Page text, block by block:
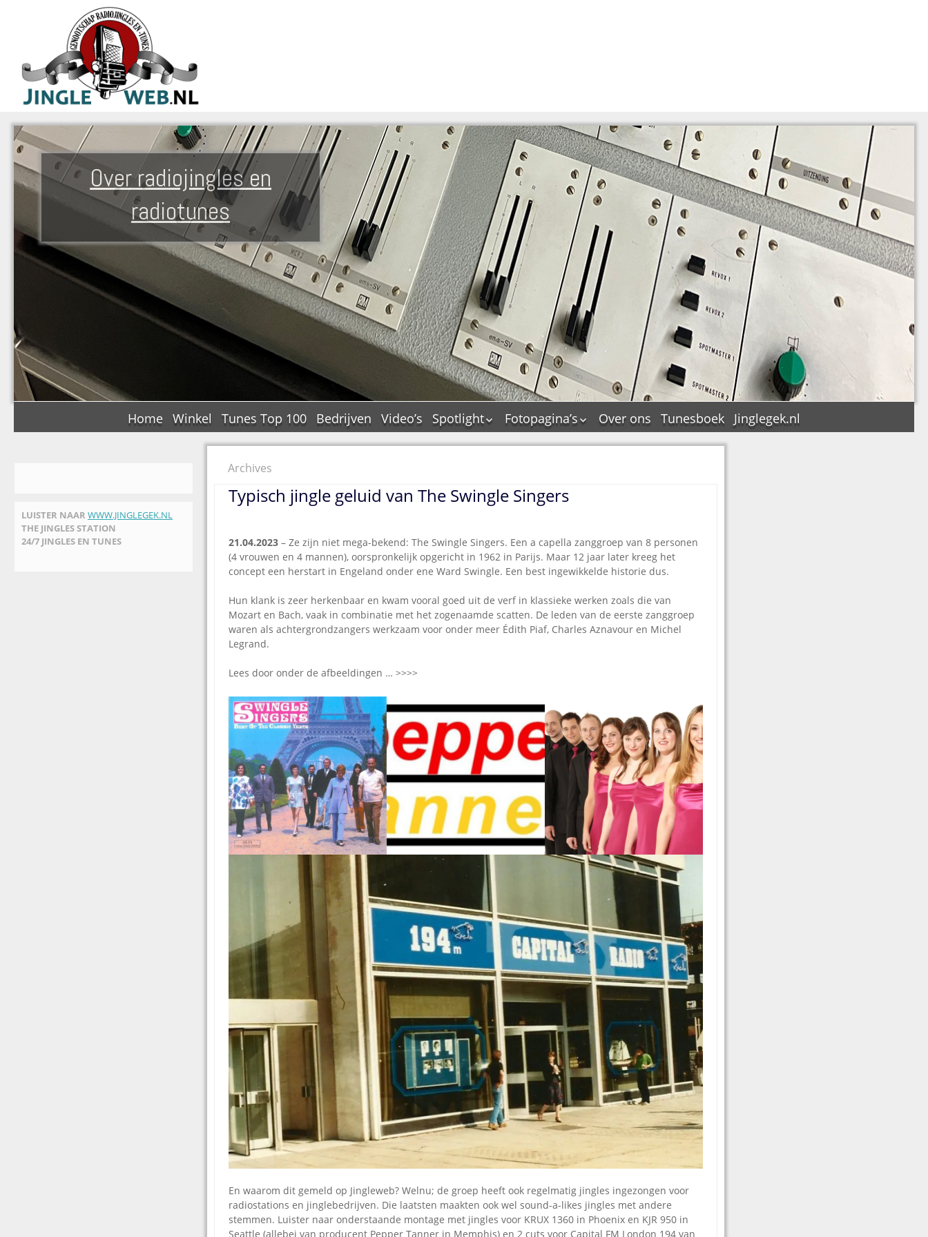
Over radiojingles en
radiotunes
Home Winkel Tunes Top 100 Bedrijven Video’s
Spotlight
De Tourflitsjingle –
tags
Dallas jingle city
Ferry Maat 65
Ferry Maat interview
Jingle NIEUW
Omroepbanden
Fotopagina’s
JAM in pictures
Pepper & Tanner in
Top Format in
pictures
Dik Voormekaar in
foto’s
Over ons Tunesboek Jinglegek.nl
LUISTER NAAR WWW.JINGLEGEK.NL
THE JINGLES STATION
24/7 JINGLES EN TUNES
Archives
Typisch jingle geluid van The Swingle Singers
21.04.2023 – Ze zijn niet mega-bekend: The Swingle Singers. Een a capella zanggroep van 8 personen
(4 vrouwen en 4 mannen), oorspronkelijk opgericht in 1962 in Parijs. Maar 12 jaar later kreeg het
concept een herstart in Engeland onder ene Ward Swingle. Een best ingewikkelde historie dus.
Hun klank is zeer herkenbaar en kwam vooral goed uit de verf in klassieke werken zoals die van
Mozart en Bach, vaak in combinatie met het zogenaamde scatten. De leden van de eerste zanggroep
waren als achtergrondzangers werkzaam voor onder meer Édith Piaf, Charles Aznavour en Michel
Legrand.
Lees door onder de afbeeldingen … >>>>
En waarom dit gemeld op Jingleweb? Welnu; de groep heeft ook regelmatig jingles ingezongen voor
radiostations en jinglebedrijven. Die laatsten maakten ook wel sound-a-likes jingles met andere
stemmen. Luister naar onderstaande montage met jingles voor KRUX 1360 in Phoenix en KJR 950 in
Seattle (allebei van producent Pepper Tanner in Memphis) en 2 cuts voor Capital FM London 194 van